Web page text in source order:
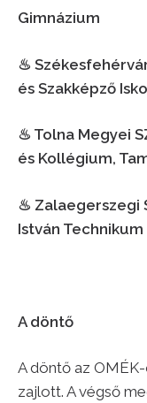
Gimnázium
♨︎
és Szakképző
♨︎ Tolna Megyei
és Kollégium,
♨︎ Zalaegerszegi
István Technikum
A döntő
A döntő az
zajlott. A végső